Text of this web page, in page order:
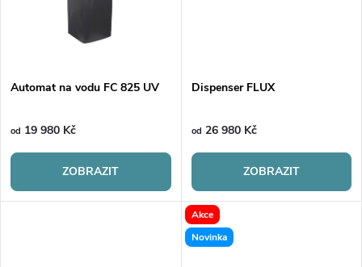
ů
ů
Automat na vodu FC 825 UV
od 19 980 Kč
ZOBRAZIT
Dispenser FLUX
od 26 980 Kč
ZOBRAZIT
Akce
Novinka